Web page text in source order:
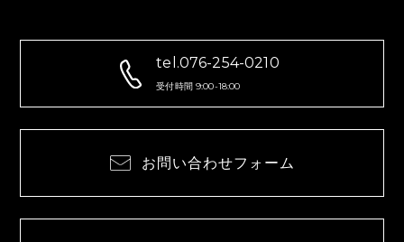
tel.076-254-0210
受付時間 9:00-18:00
お問い合わせフォーム